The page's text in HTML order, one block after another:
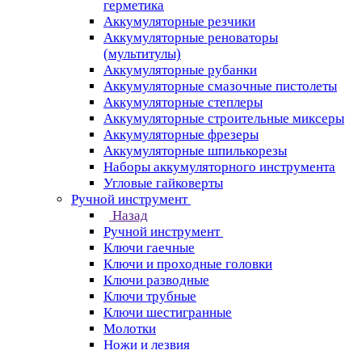
герметика
Аккумуляторные резчики
Аккумуляторные реноваторы
(мультитулы)
Аккумуляторные рубанки
Аккумуляторные смазочные пистолеты
Аккумуляторные степлеры
Аккумуляторные строительные миксеры
Аккумуляторные фрезеры
Аккумуляторные шпилькорезы
Наборы аккумуляторного инструмента
Угловые гайковерты
Ручной инструмент
Назад
Ручной инструмент
Ключи гаечные
Ключи и проходные головки
Ключи разводные
Ключи трубные
Ключи шестигранные
Молотки
Ножи и лезвия